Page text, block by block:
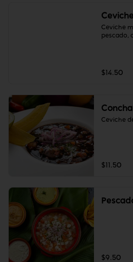
Ceviche
pescado,
$14.50
Concha
Ceviche
$11.50
$9.50